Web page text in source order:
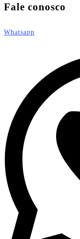
Fale conosco
Whatsapp